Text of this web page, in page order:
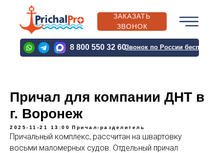
О
КОМПАНИИ
PRICHALPRO@BK.RU
ЗАКАЗАТЬ
ЗВОНОК
8 800 550 32 60Звонок по России
Причал для компании ДНТ в
г. Воронеж
2025-11-21 13:00 Причал-разделитель
Причальный комплекс, рассчитан на швартовку
восьми маломерных судов. Отдельный причал